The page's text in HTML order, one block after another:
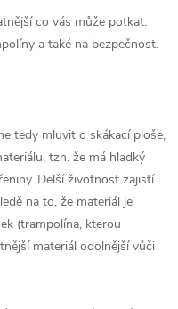
co vás může potkat.
a také na bezpečnost.
tedy mluvit o skákací ploše,
tzn. že má hladký
Delší životnost zajistí
na to, že materiál je
(trampolína, kterou
materiál odolnější vůči